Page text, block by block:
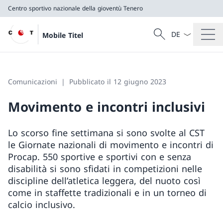
Centro sportivo nazionale della gioventù Tenero
Mobile Titel
Cercare
Ricerca
Dal menu a
Comunicazioni Pubblicato il 12 giugno 2023
Movimento e incontri inclusivi
Lo scorso fine settimana si sono svolte al CST
le Giornate nazionali di movimento e incontri di
Procap. 550 sportive e sportivi con e senza
disabilità si sono sfidati in competizioni nelle
discipline dell’atletica leggera, del nuoto così
come in staffette tradizionali e in un torneo di
calcio inclusivo.